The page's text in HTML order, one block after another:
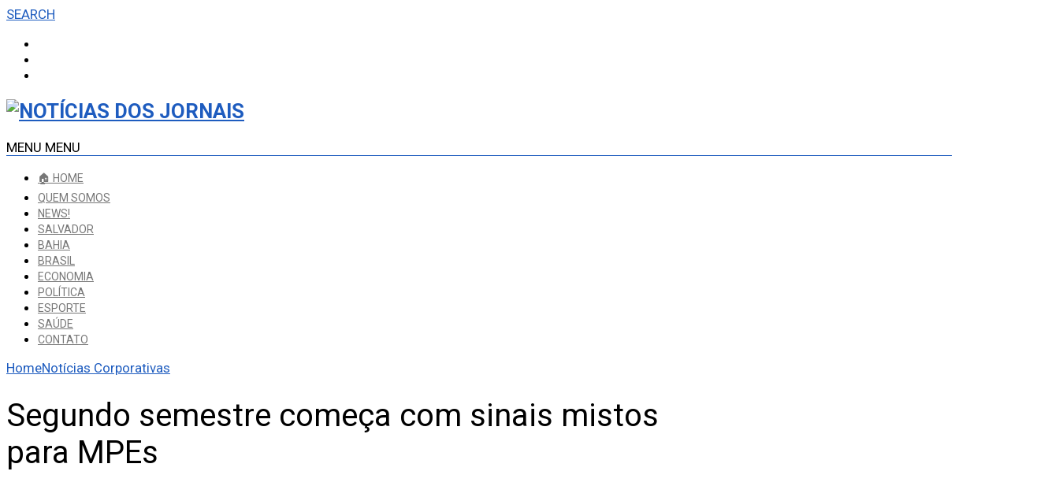
SEARCH
MENU MENU
🏠 HOME
QUEM SOMOS
NEWS!
SALVADOR
BAHIA
BRASIL
ECONOMIA
POLÍTICA
ESPORTE
SAÚDE
CONTATO
HomeNotícias Corporativas
Segundo semestre começa com sinais mistos
para MPEs